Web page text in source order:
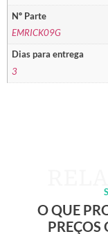
Nº Parte
EMRICK09G
Dias para entrega
3
O QUE
PREÇOS